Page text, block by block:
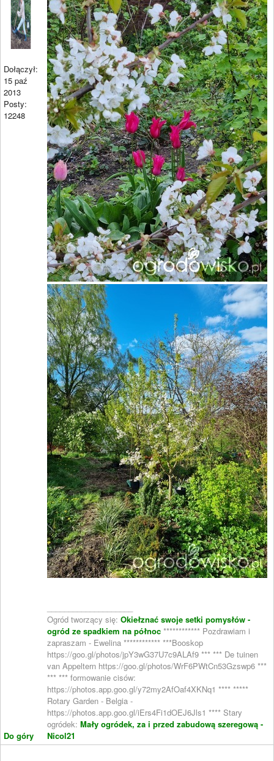
Dołączył:
15 paź
2013
Posty:
12248
Do góry
Ogród tworzący się: Okiełznać swoje setki pomysłów -
ogród ze spadkiem na północ ************ Pozdrawiam i
zapraszam - Ewelina ************ ***Booskop
https://goo.gl/photos/jpY3wG37U7c9ALAf9 *** *** De tuinen
van Appeltern https://goo.gl/photos/WrF6PWtCn53Gzswp6 ***
*** *** formowanie cisów:
https://photos.app.goo.gl/y72my2AfOaf4XKNq1 **** *****
Rotary Garden - Belgia -
https://photos.app.goo.gl/iErs4Fi1dOEJ6Jls1 **** Stary
ogródek: Mały ogródek, za i przed zabudową szeregową -
Nicol21